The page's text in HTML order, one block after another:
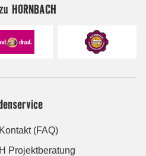
HORNBACH
(FAQ)
Projektberatung